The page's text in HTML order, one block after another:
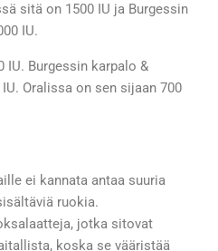
sitä on 1500 IU ja Burgessin
IU.
IU. Burgessin karpalo &
Oralissa on sen sijaan 700
ei kannata antaa suuria
ruokia.
jotka sitovat
koska se vääristää